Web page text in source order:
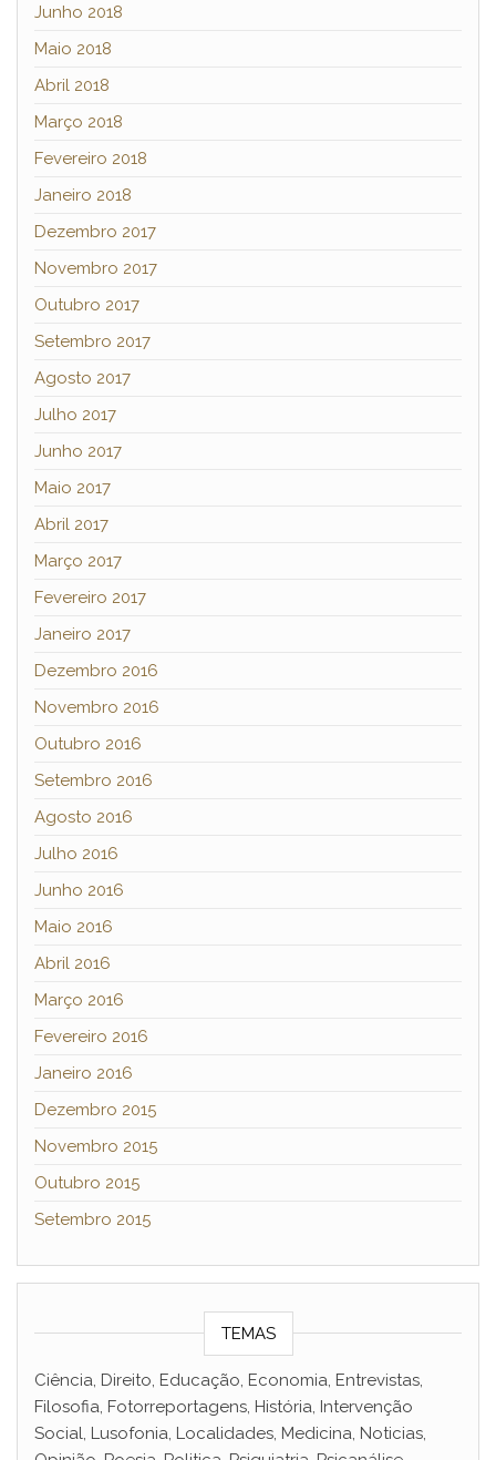
Junho 2018
Maio 2018
Abril 2018
Março 2018
Fevereiro 2018
Janeiro 2018
Dezembro 2017
Novembro 2017
Outubro 2017
Setembro 2017
Agosto 2017
Julho 2017
Junho 2017
Maio 2017
Abril 2017
Março 2017
Fevereiro 2017
Janeiro 2017
Dezembro 2016
Novembro 2016
Outubro 2016
Setembro 2016
Agosto 2016
Julho 2016
Junho 2016
Maio 2016
Abril 2016
Março 2016
Fevereiro 2016
Janeiro 2016
Dezembro 2015
Novembro 2015
Outubro 2015
Setembro 2015
TEMAS
Ciência, Direito, Educação, Economia, Entrevistas,
Filosofia, Fotorreportagens, História, Intervenção
Social, Lusofonia, Localidades, Medicina, Noticias,